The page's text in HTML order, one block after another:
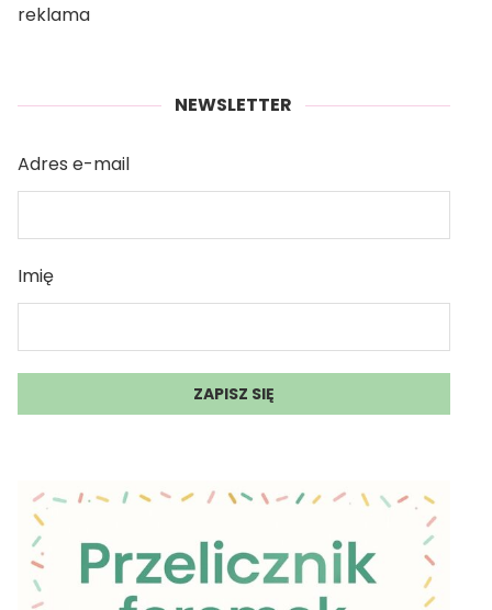
reklama
NEWSLETTER
Adres e-mail
Imię